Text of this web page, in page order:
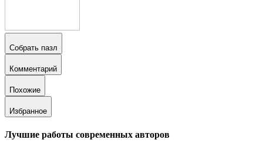
Собрать пазл
Комментарий
Похожие
Избранное
Лучшие работы современных авторов